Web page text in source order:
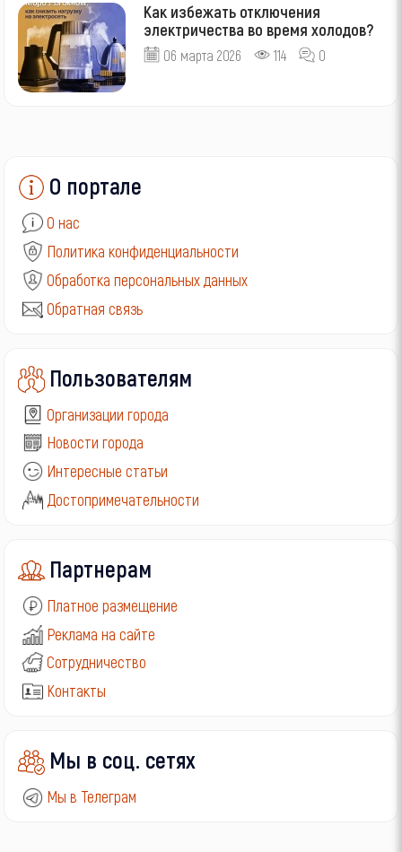
Как избежать отключения
электричества во время холодов?
06 марта 2026 114 0
О портале
О нас
Политика конфиденциальности
Обработка персональных данных
Обратная связь
Пользователям
Организации города
Новости города
Интересные статьи
Достопримечательности
Партнерам
Платное размещение
Реклама на сайте
Сотрудничество
Контакты
Мы в соц. сетях
Мы в Телеграм